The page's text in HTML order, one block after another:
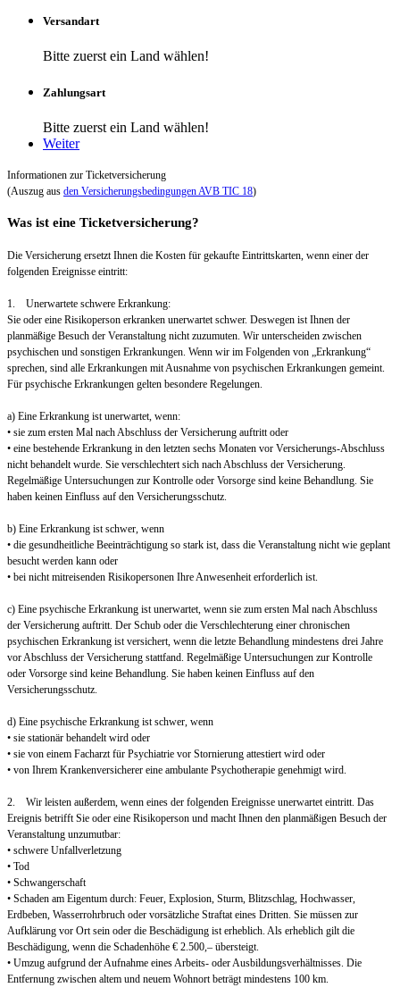
Versandart
Bitte zuerst ein Land wählen!
Zahlungsart
Bitte zuerst ein Land wählen!
Weiter
Informationen zur Ticketversicherung
(Auszug aus den Versicherungsbedingungen AVB TIC 18)
Was ist eine Ticketversicherung?
Die Versicherung ersetzt Ihnen die Kosten für gekaufte Eintrittskarten, wenn einer der
folgenden Ereignisse eintritt:
1. Unerwartete schwere Erkrankung:
Sie oder eine Risikoperson erkranken unerwartet schwer. Deswegen ist Ihnen der
planmäßige Besuch der Veranstaltung nicht zuzumuten. Wir unterscheiden zwischen
psychischen und sonstigen Erkrankungen. Wenn wir im Folgenden von „Erkrankung“
sprechen, sind alle Erkrankungen mit Ausnahme von psychischen Erkrankungen gemeint.
Für psychische Erkrankungen gelten besondere Regelungen.
a) Eine Erkrankung ist unerwartet, wenn:
• sie zum ersten Mal nach Abschluss der Versicherung auftritt oder
• eine bestehende Erkrankung in den letzten sechs Monaten vor Versicherungs-Abschluss
nicht behandelt wurde. Sie verschlechtert sich nach Abschluss der Versicherung.
Regelmäßige Untersuchungen zur Kontrolle oder Vorsorge sind keine Behandlung. Sie
haben keinen Einfluss auf den Versicherungsschutz.
b) Eine Erkrankung ist schwer, wenn
• die gesundheitliche Beeinträchtigung so stark ist, dass die Veranstaltung nicht wie geplant
besucht werden kann oder
• bei nicht mitreisenden Risikopersonen Ihre Anwesenheit erforderlich ist.
c) Eine psychische Erkrankung ist unerwartet, wenn sie zum ersten Mal nach Abschluss
der Versicherung auftritt. Der Schub oder die Verschlechterung einer chronischen
psychischen Erkrankung ist versichert, wenn die letzte Behandlung mindestens drei Jahre
vor Abschluss der Versicherung stattfand. Regelmäßige Untersuchungen zur Kontrolle
oder Vorsorge sind keine Behandlung. Sie haben keinen Einfluss auf den
Versicherungsschutz.
d) Eine psychische Erkrankung ist schwer, wenn
• sie stationär behandelt wird oder
• sie von einem Facharzt für Psychiatrie vor Stornierung attestiert wird oder
• von Ihrem Krankenversicherer eine ambulante Psychotherapie genehmigt wird.
2. Wir leisten außerdem, wenn eines der folgenden Ereignisse unerwartet eintritt. Das
Ereignis betrifft Sie oder eine Risikoperson und macht Ihnen den planmäßigen Besuch der
Veranstaltung unzumutbar:
• schwere Unfallverletzung
• Tod
• Schwangerschaft
• Schaden am Eigentum durch: Feuer, Explosion, Sturm, Blitzschlag, Hochwasser,
Erdbeben, Wasserrohrbruch oder vorsätzliche Straftat eines Dritten. Sie müssen zur
Aufklärung vor Ort sein oder die Beschädigung ist erheblich. Als erheblich gilt die
Beschädigung, wenn die Schadenhöhe € 2.500,– übersteigt.
• Umzug aufgrund der Aufnahme eines Arbeits- oder Ausbildungsverhältnisses. Die
Entfernung zwischen altem und neuem Wohnort beträgt mindestens 100 km.